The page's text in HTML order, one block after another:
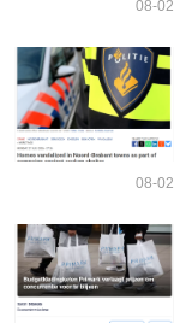
08-02
08-02